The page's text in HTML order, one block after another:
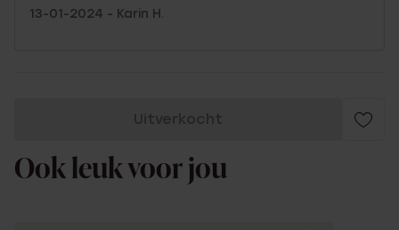
13-01-2024 - Karin H.
Uitverkocht
Ook leuk voor jou